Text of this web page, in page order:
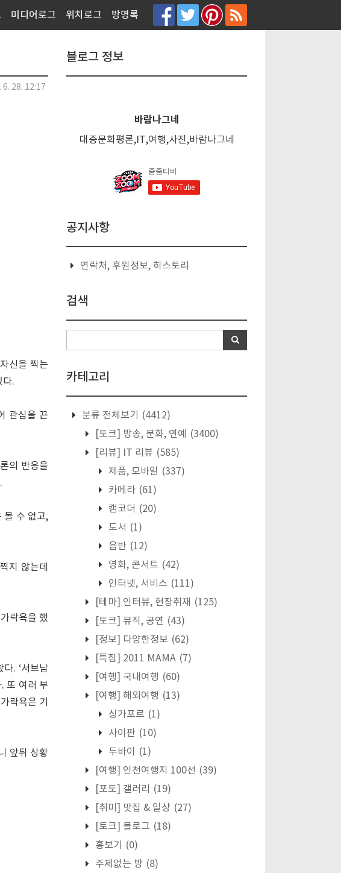
미디어로그 위치로그 방명록
6. 28. 12:17
신을 찍는
다.
관심을 끈
의 반응을
볼 수 없고,
지 않는데
락욕을 했
. ‘서브남
또 여러 부
락욕은 기
앞뒤 상황
블로그 정보
바람나그네
대중문화평론,IT,여행,사진,바람나그네
공지사항
연락처, 후원정보, 히스토리
검색
카테고리
분류 전체보기
(4412)
[토크] 방송, 문화, 연예
(3400)
[리뷰] IT 리뷰 (585)
제품, 모바일 (337)
카메라 (61)
캠코더 (20)
도서 (1)
음반 (12)
영화, 콘서트 (42)
인터넷, 서비스 (111)
[테마] 인터뷰, 현장취재 (125)
[토크] 뮤직, 공연 (43)
[정보] 다양한정보 (62)
[특집] 2011 MAMA (7)
[여행] 국내여행 (60)
[여행] 해외여행 (13)
싱가포르 (1)
사이판 (10)
두바이
(1)
[여행] 인천여행지 100선 (39)
[포토] 갤러리
(19)
[취미] 맛집 & 일상 (27)
[토크] 블로그 (18)
흉보기
(0)
주제없는 방 (8)